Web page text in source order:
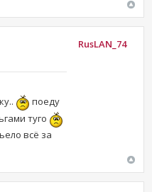
поеду
туго
всё за
RusLAN_74